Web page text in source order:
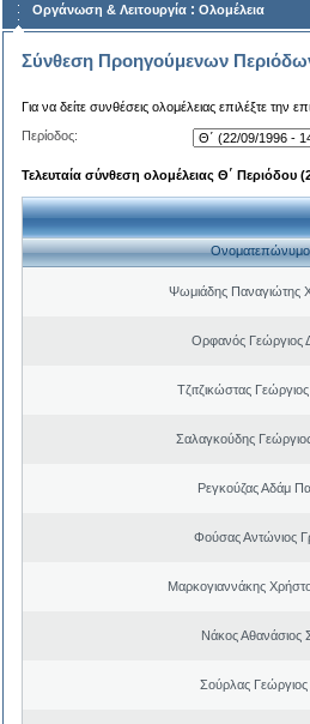
Οργάνωση & Λειτουργία : Ολομέλεια
Σύνθεση Προηγούμενων
Για να δείτε συνθέσεις ολομέλειας επιλέξτε την
Περίοδος:
Τελευταία σύνθεση ολομέλειας Θ΄ Περιόδου
Ονοματεπώνυμο
Ψωμιάδης Παναγιώτης
Ορφανός Γεώργιος
Τζιτζικώστας
Σαλαγκούδης
Ρεγκούζας Αδάμ
Φούσας Αντώνιος
Μαρκογιαννάκης
Νάκος Αθανάσιος
Σούρλας